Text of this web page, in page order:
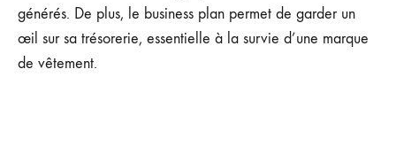
générés. De plus, le business plan permet de garder un
œil sur sa trésorerie, essentielle à la survie d’une marque
de vêtement.